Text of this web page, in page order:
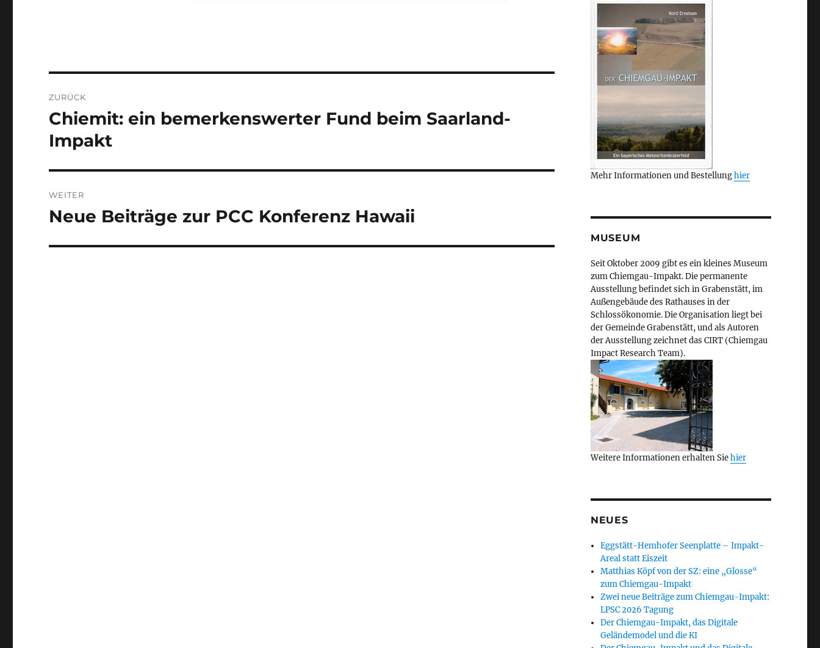
ZURÜCK
Vorheriger
Beitrag:
Chiemit: ein bemerkenswerter Fund beim Saarland-
Impakt
WEITER
Nächster
Neue Beiträge zur PCC Konferenz Hawaii
Mehr Informationen und Bestellunghier
MUSEUM
Seit Oktober 2009 gibt es ein kleines Museum
zum Chiemgau-Impakt. Die permanente
Ausstellung befindet sich in Grabenstätt, im
Außengebäude des Rathauses in der
Schlossökonomie. Die Organisation liegt bei
der Gemeinde Grabenstätt, und als Autoren
der Ausstellung zeichnet das CIRT (Chiemgau
Impact Research Team).
Weitere Informationen erhalten Siehier
NEUES
Eggstätt-Hemhofer Seenplatte – Impakt-
Areal statt Eiszeit
Matthias Köpf von der SZ: eine „Glosse“
zum Chiemgau-Impakt
Zwei neue Beiträge zum Chiemgau-Impakt:
LPSC 2026 Tagung
Der Chiemgau-Impakt, das Digitale
Geländemodel und die KI